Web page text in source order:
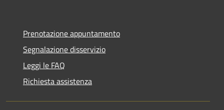
Prenotazione appuntamento
Segnalazione disservizio
Leggi le FAQ
Richiesta assistenza